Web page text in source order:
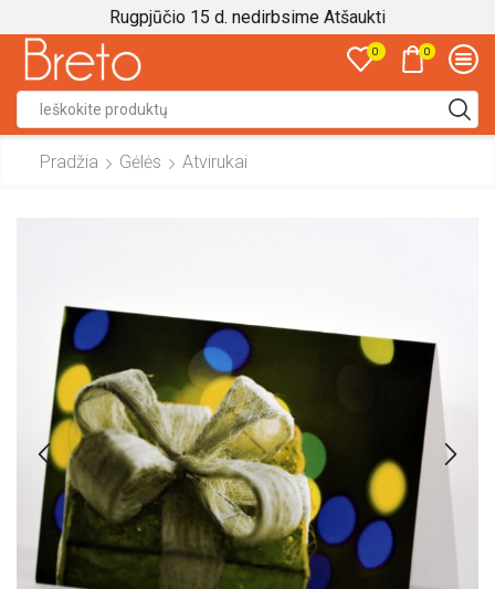
Rugpjūčio 15 d. nedirbsime Atšaukti
0 0
input
Pradžia Gėlės Atvirukai